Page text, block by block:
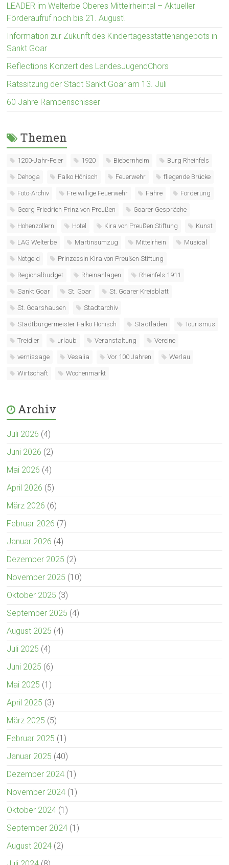
LEADER im Welterbe Oberes Mittelrheintal – Aktueller
Förderaufruf noch bis 21. August!
Information zur Zukunft des Kindertagesstättenangebots in
Sankt Goar
Reflections Konzert des LandesJugendChors
Ratssitzung der Stadt Sankt Goar am 13. Juli
60 Jahre Rampenschisser
Themen
1200-Jahr-Feier 1920 Biebernheim Burg Rheinfels
Dehoga Falko Hönisch Feuerwehr fliegende Brücke
Foto-Archiv Freiwillige Feuerwehr Fähre Förderung
Georg Friedrich Prinz von Preußen Goarer Gespräche
Hohenzollern Hotel Kira von Preußen Stiftung Kunst
LAG Welterbe Martinsumzug Mittelrhein Musical
Notgeld Prinzessin Kira von Preußen Stiftung
Regionalbudget Rheinanlagen Rheinfels 1911
Sankt Goar St. Goar St. Goarer Kreisblatt
St. Goarshausen Stadtarchiv
Stadtbürgermeister Falko Hönisch Stadtladen Tourismus
Treidler urlaub Veranstaltung Vereine
vernissage Vesalia Vor 100 Jahren Werlau
Wirtschaft Wochenmarkt
Archiv
Juli 2026 (4)
Juni 2026 (2)
Mai 2026 (4)
April 2026 (5)
März 2026 (6)
Februar 2026 (7)
Januar 2026 (4)
Dezember 2025 (2)
November 2025 (10)
Oktober 2025 (3)
September 2025 (4)
August 2025 (4)
Juli 2025 (4)
Juni 2025 (6)
Mai 2025 (1)
April 2025 (3)
März 2025 (5)
Februar 2025 (1)
Januar 2025 (40)
Dezember 2024 (1)
November 2024 (1)
Oktober 2024 (1)
September 2024 (1)
August 2024 (2)